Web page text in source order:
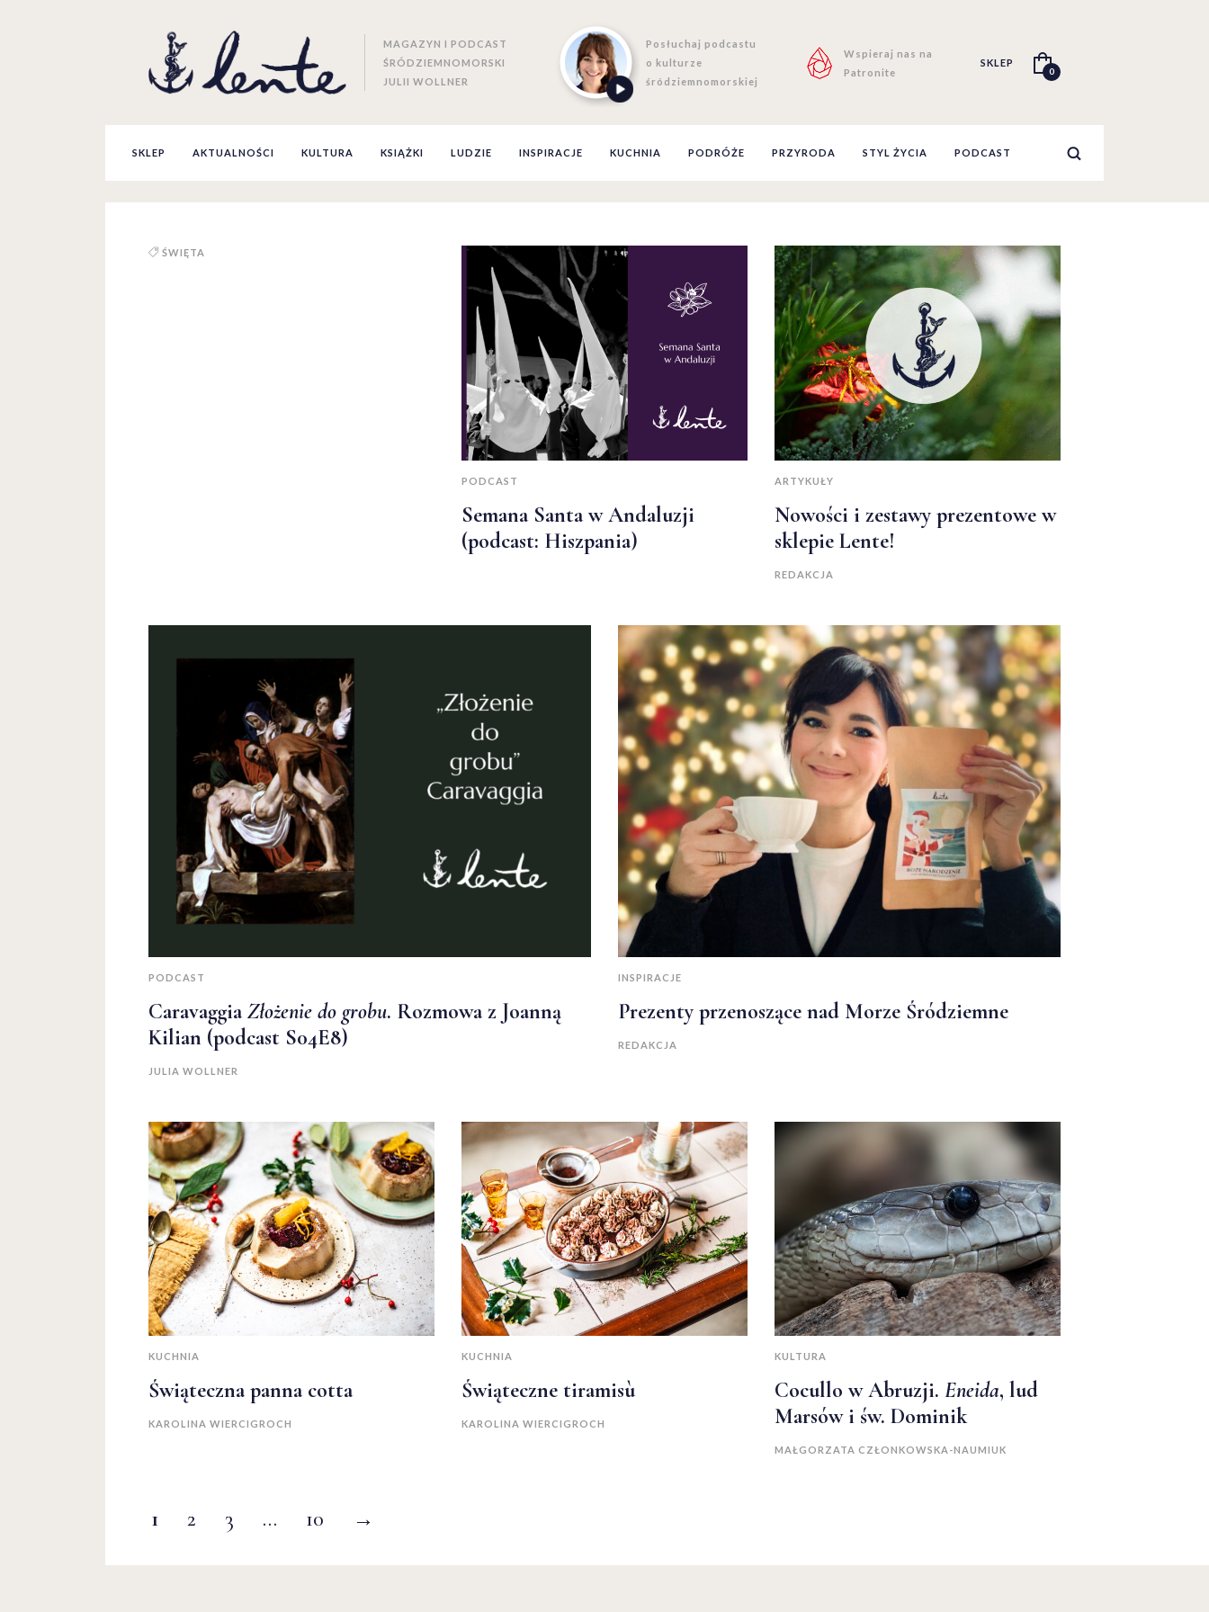
MAGAZYN I PODCAST
ŚRÓDZIEMNOMORSKI
JULII WOLLNER
Posłuchaj podcastu
o kulturze
śródziemnomorskiej
Wspieraj nas na
Patronite
SKLEP
0
SKLEP AKTUALNOŚCI KULTURA KSIĄŻKI LUDZIE INSPIRACJE KUCHNIA PODRÓŻE PRZYRODA STYL ŻYCIA PODCAST
ŚWIĘTA
PODCAST
Semana Santa w Andaluzji
(podcast: Hiszpania)
ARTYKUŁY
Nowości i zestawy prezentowe w
sklepie Lente!
REDAKCJA
PODCAST
CaravaggiaZłożenie do grobu. Rozmowa z Joanną
Kilian (podcast S04E8)
JULIA WOLLNER
INSPIRACJE
Prezenty przenoszące nad Morze Śródziemne
REDAKCJA
KUCHNIA
Świąteczna panna cotta
KAROLINA WIERCIGROCH
KUCHNIA
Świąteczne tiramisù
KAROLINA WIERCIGROCH
KULTURA
Cocullo w Abruzji. Eneida, lud
Marsów i św. Dominik
MAŁGORZATA CZŁONKOWSKA-NAUMIUK
1 2 3 … 10 →